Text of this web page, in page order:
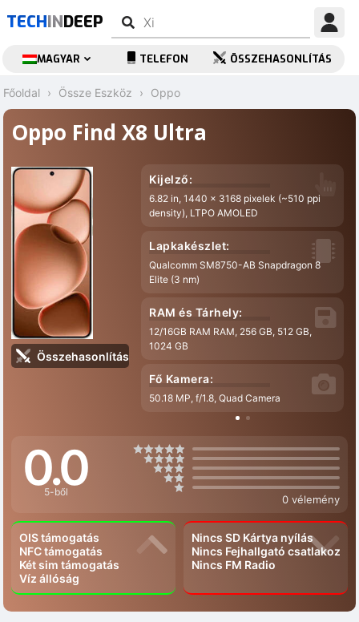
TECHINDEEP
MAGYAR TELEFON ÖSSZEHASONLÍTÁS
Főoldal Össze Eszköz Oppo
Oppo Find X8 Ultra
Összehasonlítás
Kijelző:
6.82 in, 1440 x 3168 pixelek (~510 ppi
density), LTPO AMOLED
Lapkakészlet:
Qualcomm SM8750-AB Snapdragon 8
Elite (3 nm)
RAM és Tárhely:
12/16GB RAM RAM, 256 GB, 512 GB,
1024 GB
Fő Kamera:
50.18 MP, f/1.8, Quad Camera
0.0
5-ből
0 vélemény
OIS támogatás
NFC támogatás
Két sim támogatás
Víz állóság
Nincs SD Kártya nyílás
Nincs Fejhallgató csatlakozó
Nincs FM Radio